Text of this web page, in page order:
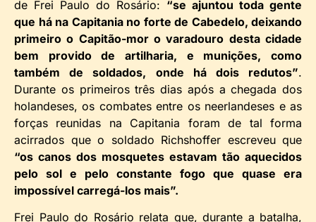
de Frei Paulo do Rosário: “se ajuntou toda gente
que há na Capitania no forte de Cabedelo, deixando
primeiro o Capitão-mor o varadouro desta cidade
bem provido de artilharia, e munições, como
também de soldados, onde há dois redutos”.
Durante os primeiros três dias após a chegada dos
holandeses, os combates entre os neerlandeses e as
forças reunidas na Capitania foram de tal forma
acirrados que o soldado Richshoffer escreveu que
“os canos dos mosquetes estavam tão aquecidos
pelo sol e pelo constante fogo que quase era
impossível carregá-los mais”.
Frei Paulo do Rosário relata que, durante a batalha,